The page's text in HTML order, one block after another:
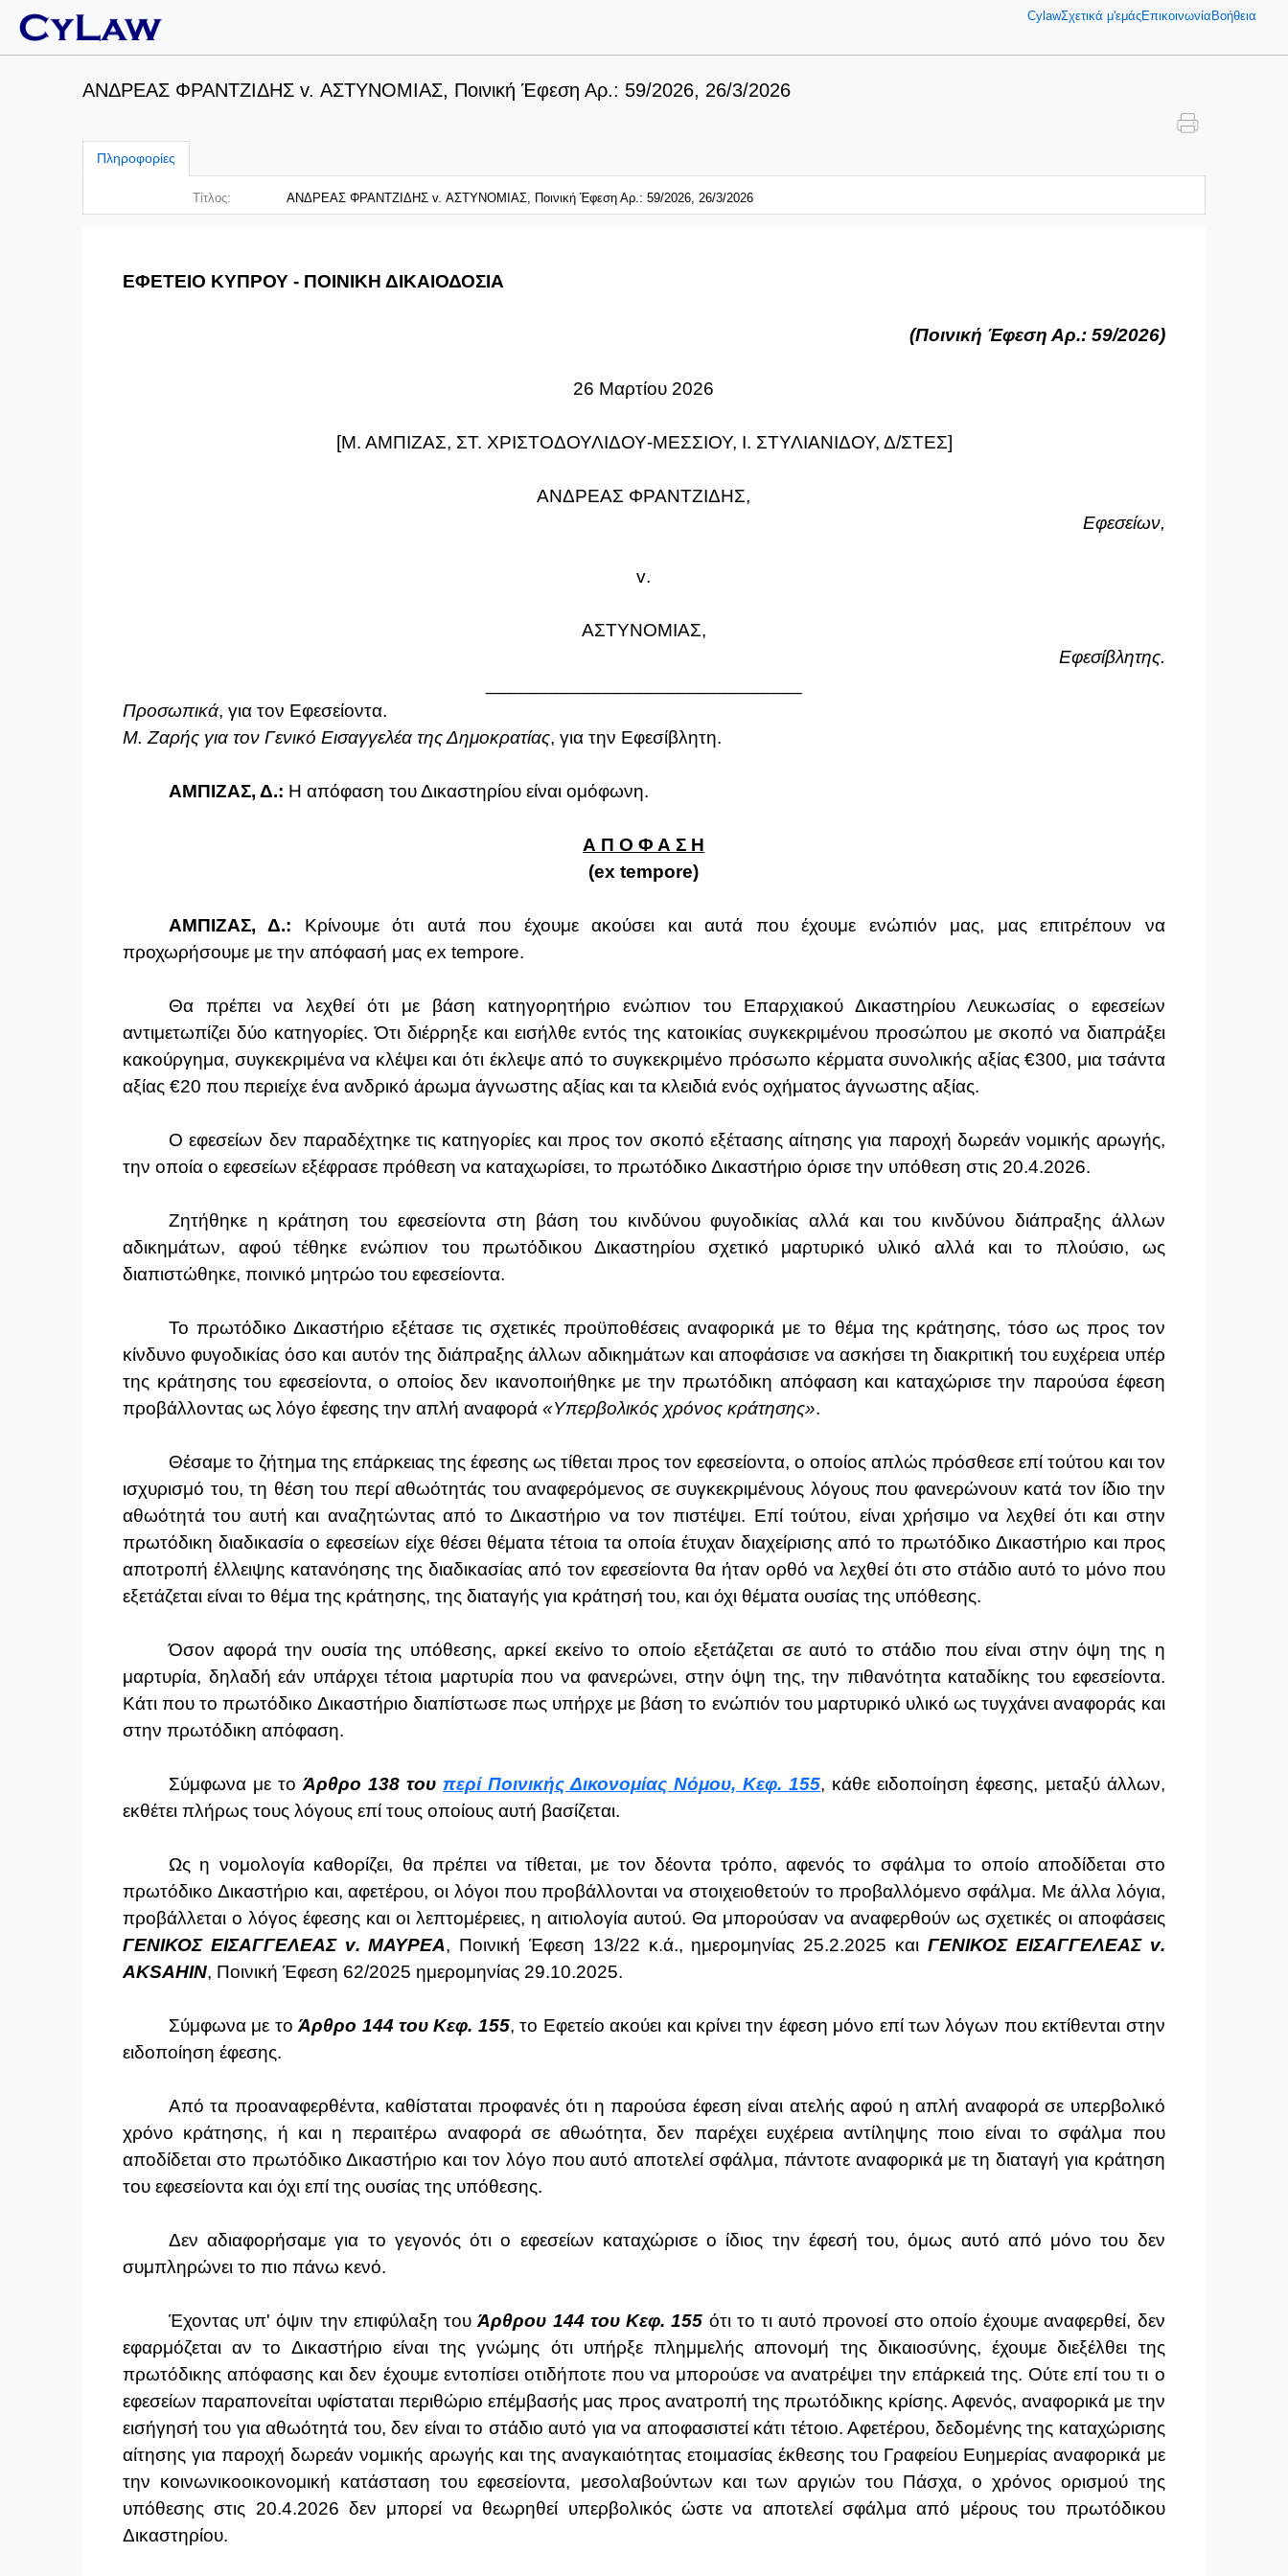
CylawΣχετικά μ'εμάςΕπικοινωνία Βοήθεια
ΑΝΔΡΕΑΣ ΦΡΑΝΤΖΙΔΗΣ v. ΑΣΤΥΝΟΜΙΑΣ, Ποινική Έφεση Αρ.: 59/2026, 26/3/2026
Πληροφορίες
Τίτλος: ΑΝΔΡΕΑΣ ΦΡΑΝΤΖΙΔΗΣ v. ΑΣΤΥΝΟΜΙΑΣ, Ποινική Έφεση Αρ.: 59/2026, 26/3/2026
ΕΦΕΤΕΙΟ ΚΥΠΡΟΥ ‑ ΠΟΙΝΙΚΗ ΔΙΚΑΙΟΔΟΣΙΑ
(Ποινική Έφεση Αρ.: 59/2026)
26 Μαρτίου 2026
[Μ. ΑΜΠΙΖΑΣ, ΣΤ. ΧΡΙΣΤΟΔΟΥΛΙΔΟΥ‑ΜΕΣΣΙΟΥ, Ι. ΣΤΥΛΙΑΝΙΔΟΥ, Δ/ΣΤΕΣ]
ΑΝΔΡΕΑΣ ΦΡΑΝΤΖΙΔΗΣ,
Εφεσείων,
v.
ΑΣΤΥΝΟΜΙΑΣ,
Εφεσίβλητης.
Προσωπικά, για τον Εφεσείοντα.
Μ. Ζαρής για τον Γενικό Εισαγγελέα της Δημοκρατίας, για την Εφεσίβλητη.
ΑΜΠΙΖΑΣ, Δ.: Η απόφαση του Δικαστηρίου είναι ομόφωνη.
Α Π Ο Φ Α Σ Η
(ex tempore)
ΑΜΠΙΖΑΣ, Δ.: Κρίνουμε ότι αυτά που έχουμε ακούσει και αυτά που έχουμε ενώπιόν μας, μας επιτρέπουν να
προχωρήσουμε με την απόφασή μας ex tempore.
Θα πρέπει να λεχθεί ότι με βάση κατηγορητήριο ενώπιον του Επαρχιακού Δικαστηρίου Λευκωσίας ο εφεσείων
αντιμετωπίζει δύο κατηγορίες. Ότι διέρρηξε και εισήλθε εντός της κατοικίας συγκεκριμένου προσώπου με σκοπό να διαπράξει
κακούργημα, συγκεκριμένα να κλέψει και ότι έκλεψε από το συγκεκριμένο πρόσωπο κέρματα συνολικής αξίας €300, μια τσάντα
αξίας €20 που περιείχε ένα ανδρικό άρωμα άγνωστης αξίας και τα κλειδιά ενός οχήματος άγνωστης αξίας.
Ο εφεσείων δεν παραδέχτηκε τις κατηγορίες και προς τον σκοπό εξέτασης αίτησης για παροχή δωρεάν νομικής αρωγής,
την οποία ο εφεσείων εξέφρασε πρόθεση να καταχωρίσει, το πρωτόδικο Δικαστήριο όρισε την υπόθεση στις 20.4.2026.
Ζητήθηκε η κράτηση του εφεσείοντα στη βάση του κινδύνου φυγοδικίας αλλά και του κινδύνου διάπραξης άλλων
αδικημάτων, αφού τέθηκε ενώπιον του πρωτόδικου Δικαστηρίου σχετικό μαρτυρικό υλικό αλλά και το πλούσιο, ως
διαπιστώθηκε, ποινικό μητρώο του εφεσείοντα.
Το πρωτόδικο Δικαστήριο εξέτασε τις σχετικές προϋποθέσεις αναφορικά με το θέμα της κράτησης, τόσο ως προς τον
κίνδυνο φυγοδικίας όσο και αυτόν της διάπραξης άλλων αδικημάτων και αποφάσισε να ασκήσει τη διακριτική του ευχέρεια υπέρ
της κράτησης του εφεσείοντα, ο οποίος δεν ικανοποιήθηκε με την πρωτόδικη απόφαση και καταχώρισε την παρούσα έφεση
προβάλλοντας ως λόγο έφεσης την απλή αναφορά «Υπερβολικός χρόνος κράτησης».
Θέσαμε το ζήτημα της επάρκειας της έφεσης ως τίθεται προς τον εφεσείοντα, ο οποίος απλώς πρόσθεσε επί τούτου και τον
ισχυρισμό του, τη θέση του περί αθωότητάς του αναφερόμενος σε συγκεκριμένους λόγους που φανερώνουν κατά τον ίδιο την
αθωότητά του αυτή και αναζητώντας από το Δικαστήριο να τον πιστέψει. Επί τούτου, είναι χρήσιμο να λεχθεί ότι και στην
πρωτόδικη διαδικασία ο εφεσείων είχε θέσει θέματα τέτοια τα οποία έτυχαν διαχείρισης από το πρωτόδικο Δικαστήριο και προς
αποτροπή έλλειψης κατανόησης της διαδικασίας από τον εφεσείοντα θα ήταν ορθό να λεχθεί ότι στο στάδιο αυτό το μόνο που
εξετάζεται είναι το θέμα της κράτησης, της διαταγής για κράτησή του, και όχι θέματα ουσίας της υπόθεσης.
Όσον αφορά την ουσία της υπόθεσης, αρκεί εκείνο το οποίο εξετάζεται σε αυτό το στάδιο που είναι στην όψη της η
μαρτυρία, δηλαδή εάν υπάρχει τέτοια μαρτυρία που να φανερώνει, στην όψη της, την πιθανότητα καταδίκης του εφεσείοντα.
Κάτι που το πρωτόδικο Δικαστήριο διαπίστωσε πως υπήρχε με βάση το ενώπιόν του μαρτυρικό υλικό ως τυγχάνει αναφοράς και
στην πρωτόδικη απόφαση.
Σύμφωνα με τοΆρθρο 138 του περί Ποινικής Δικονομίας Νόμου, Κεφ. 155, κάθε ειδοποίηση έφεσης, μεταξύ άλλων,
εκθέτει πλήρως τους λόγους επί τους οποίους αυτή βασίζεται.
Ως η νομολογία καθορίζει, θα πρέπει να τίθεται, με τον δέοντα τρόπο, αφενός το σφάλμα το οποίο αποδίδεται στο
πρωτόδικο Δικαστήριο και, αφετέρου, οι λόγοι που προβάλλονται να στοιχειοθετούν το προβαλλόμενο σφάλμα. Με άλλα λόγια,
προβάλλεται ο λόγος έφεσης και οι λεπτομέρειες, η αιτιολογία αυτού. Θα μπορούσαν να αναφερθούν ως σχετικές οι αποφάσεις
ΓΕΝΙΚΟΣ ΕΙΣΑΓΓΕΛΕΑΣ v. ΜΑΥΡΕΑ, Ποινική Έφεση 13/22 κ.ά., ημερομηνίας 25.2.2025 και ΓΕΝΙΚΟΣ ΕΙΣΑΓΓΕΛΕΑΣ v.
AKSAHIN, Ποινική Έφεση 62/2025 ημερομηνίας 29.10.2025.
Σύμφωνα με τοΆρθρο 144 του Κεφ. 155, το Εφετείο ακούει και κρίνει την έφεση μόνο επί των λόγων που εκτίθενται στην
ειδοποίηση έφεσης.
Από τα προαναφερθέντα, καθίσταται προφανές ότι η παρούσα έφεση είναι ατελής αφού η απλή αναφορά σε υπερβολικό
χρόνο κράτησης, ή και η περαιτέρω αναφορά σε αθωότητα, δεν παρέχει ευχέρεια αντίληψης ποιο είναι το σφάλμα που
αποδίδεται στο πρωτόδικο Δικαστήριο και τον λόγο που αυτό αποτελεί σφάλμα, πάντοτε αναφορικά με τη διαταγή για κράτηση
του εφεσείοντα και όχι επί της ουσίας της υπόθεσης.
Δεν αδιαφορήσαμε για το γεγονός ότι ο εφεσείων καταχώρισε ο ίδιος την έφεσή του, όμως αυτό από μόνο του δεν
συμπληρώνει το πιο πάνω κενό.
Έχοντας υπ' όψιν την επιφύλαξη τουΆρθρου 144 του Κεφ. 155 ότι το τι αυτό προνοεί στο οποίο έχουμε αναφερθεί, δεν
εφαρμόζεται αν το Δικαστήριο είναι της γνώμης ότι υπήρξε πλημμελής απονομή της δικαιοσύνης, έχουμε διεξέλθει της
πρωτόδικης απόφασης και δεν έχουμε εντοπίσει οτιδήποτε που να μπορούσε να ανατρέψει την επάρκειά της. Ούτε επί του τι ο
εφεσείων παραπονείται υφίσταται περιθώριο επέμβασής μας προς ανατροπή της πρωτόδικης κρίσης. Αφενός, αναφορικά με την
εισήγησή του για αθωότητά του, δεν είναι το στάδιο αυτό για να αποφασιστεί κάτι τέτοιο. Αφετέρου, δεδομένης της καταχώρισης
αίτησης για παροχή δωρεάν νομικής αρωγής και της αναγκαιότητας ετοιμασίας έκθεσης του Γραφείου Ευημερίας αναφορικά με
την κοινωνικοοικονομική κατάσταση του εφεσείοντα, μεσολαβούντων και των αργιών του Πάσχα, ο χρόνος ορισμού της
υπόθεσης στις 20.4.2026 δεν μπορεί να θεωρηθεί υπερβολικός ώστε να αποτελεί σφάλμα από μέρους του πρωτόδικου
Δικαστηρίου.